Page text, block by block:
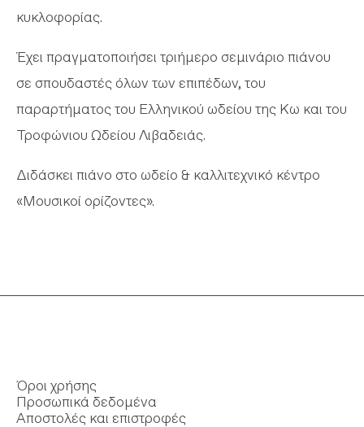
κυκλοφορίας.
Έχει πραγματοποιήσει τριήμερο σεμινάριο πιάνου
σε σπουδαστές όλων των επιπέδων, του
παραρτήματος του Ελληνικού ωδείου της Κω και του
Τροφώνιου Ωδείου Λιβαδειάς.
Διδάσκει πιάνο στο ωδείο & καλλιτεχνικό κέντρο
«Μουσικοί ορίζοντες».
Όροι χρήσης
Προσωπικά δεδομένα
Αποστολές και επιστροφές